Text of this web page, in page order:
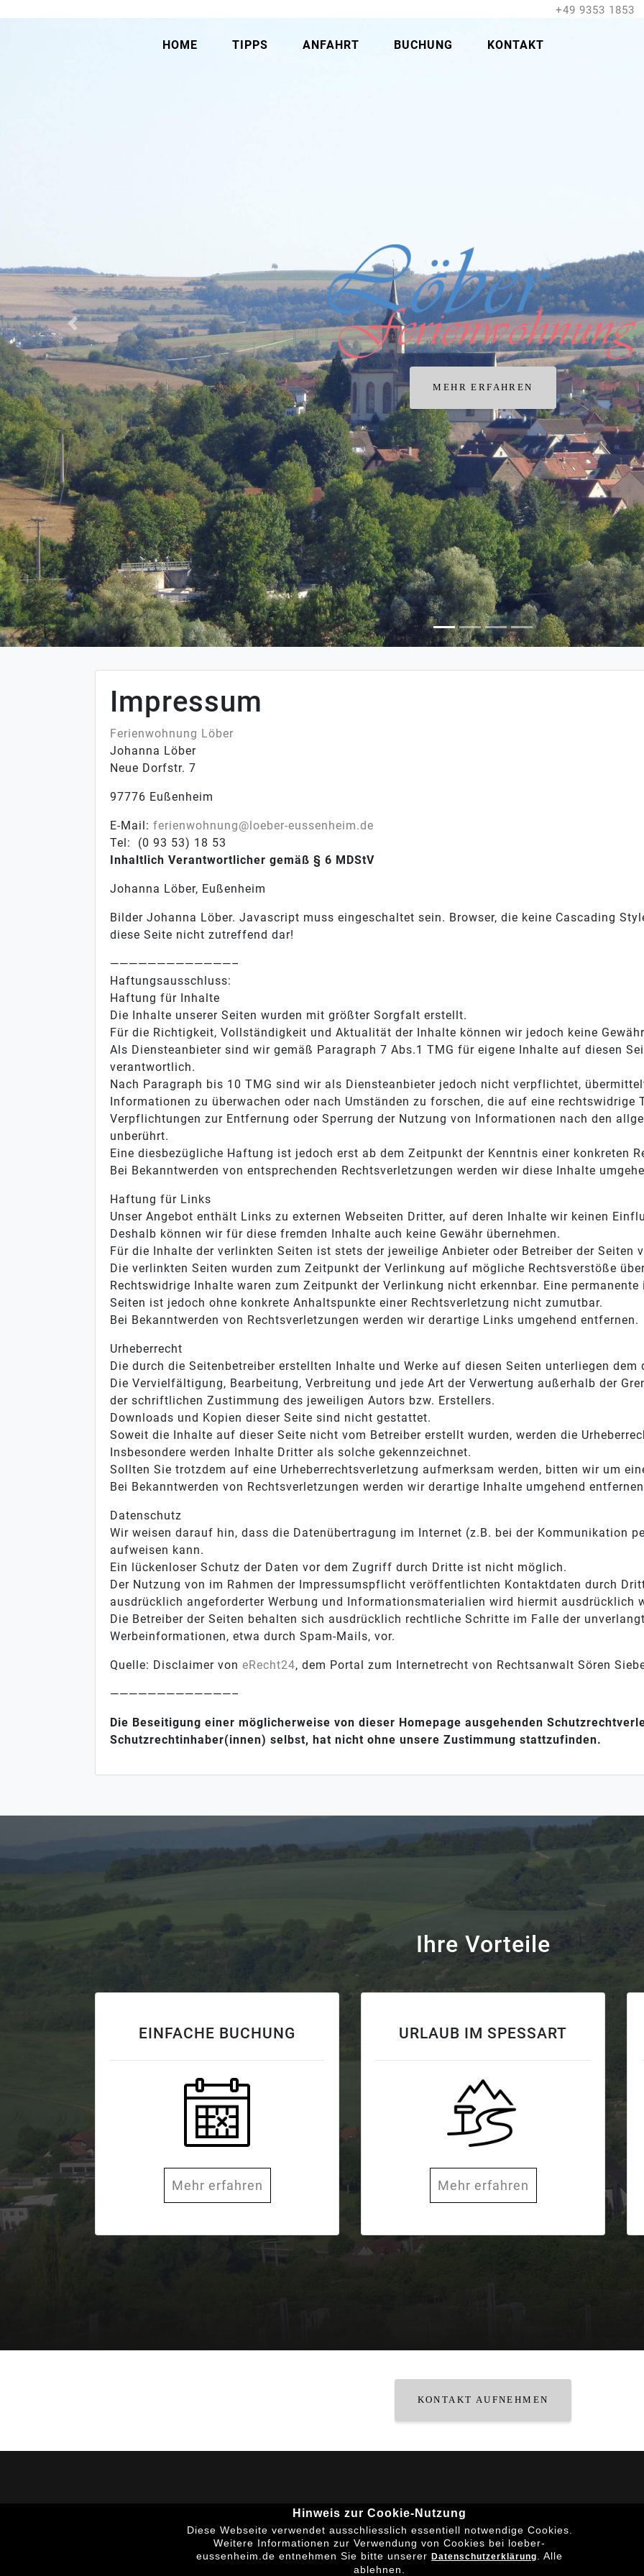
+49 9353 1853
HOME TIPPS ANFAHRT BUCHUNG KONTAKT
MEHR ERFAHREN
Previous
Impressum
Ferienwohnung Löber
Johanna Löber
Neue Dorfstr. 7
97776 Eußenheim
E-Mail: ferienwohnung@loeber-eussenheim.de
Tel: (0 93 53) 18 53
Inhaltlich Verantwortlicher gemäß § 6 MDStV
Johanna Löber, Eußenheim
Bilder Johanna Löber. Javascript muss eingeschaltet sein. Browser, die keine Cascading
diese Seite nicht zutreffend dar!
—————————————–
Haftungsausschluss:
Haftung für Inhalte
Die Inhalte unserer Seiten wurden mit größter Sorgfalt erstellt.
Für die Richtigkeit, Vollständigkeit und Aktualität der Inhalte können wir jedoch keine
Als Diensteanbieter sind wir gemäß Paragraph 7 Abs.1 TMG für eigene Inhalte auf diesen
verantwortlich.
Nach Paragraph bis 10 TMG sind wir als Diensteanbieter jedoch nicht verpflichtet,
Informationen zu überwachen oder nach Umständen zu forschen, die auf eine rechtswidrige
Verpflichtungen zur Entfernung oder Sperrung der Nutzung von Informationen nach den
unberührt.
Eine diesbezügliche Haftung ist jedoch erst ab dem Zeitpunkt der Kenntnis einer konkreten
Bei Bekanntwerden von entsprechenden Rechtsverletzungen werden wir diese Inhalte
Haftung für Links
Unser Angebot enthält Links zu externen Webseiten Dritter, auf deren Inhalte wir keinen
Deshalb können wir für diese fremden Inhalte auch keine Gewähr übernehmen.
Für die Inhalte der verlinkten Seiten ist stets der jeweilige Anbieter oder Betreiber der Seiten
Die verlinkten Seiten wurden zum Zeitpunkt der Verlinkung auf mögliche Rechtsverstöße
Rechtswidrige Inhalte waren zum Zeitpunkt der Verlinkung nicht erkennbar. Eine
Seiten ist jedoch ohne konkrete Anhaltspunkte einer Rechtsverletzung nicht zumutbar.
Bei Bekanntwerden von Rechtsverletzungen werden wir derartige Links umgehend entfernen.
Urheberrecht
Die durch die Seitenbetreiber erstellten Inhalte und Werke auf diesen Seiten unterliegen dem
Die Vervielfältigung, Bearbeitung, Verbreitung und jede Art der Verwertung außerhalb der
der schriftlichen Zustimmung des jeweiligen Autors bzw. Erstellers.
Downloads und Kopien dieser Seite sind nicht gestattet.
Soweit die Inhalte auf dieser Seite nicht vom Betreiber erstellt wurden, werden die
Insbesondere werden Inhalte Dritter als solche gekennzeichnet.
Sollten Sie trotzdem auf eine Urheberrechtsverletzung aufmerksam werden, bitten wir um
Bei Bekanntwerden von Rechtsverletzungen werden wir derartige Inhalte umgehend
Datenschutz
Wir weisen darauf hin, dass die Datenübertragung im Internet (z.B. bei der Kommunikation
aufweisen kann.
Ein lückenloser Schutz der Daten vor dem Zugriff durch Dritte ist nicht möglich.
Der Nutzung von im Rahmen der Impressumspflicht veröffentlichten Kontaktdaten durch
ausdrücklich angeforderter Werbung und Informationsmaterialien wird hiermit ausdrücklich
Die Betreiber der Seiten behalten sich ausdrücklich rechtliche Schritte im Falle der
Werbeinformationen, etwa durch Spam-Mails, vor.
Quelle: Disclaimer von eRecht24, dem Portal zum Internetrecht von Rechtsanwalt Sören
—————————————–
Die Beseitigung einer möglicherweise von dieser Homepage ausgehenden
Schutzrechtinhaber(innen) selbst, hat nicht ohne unsere Zustimmung stattzufinden.
Ihre Vorteile
EINFACHE BUCHUNG
Mehr erfahren
URLAUB IM SPESSART
Mehr erfahren
KONTAKT AUFNEHMEN
© Loeber-Eussenheim.de 2026 |
Hinweis zur Cookie-Nutzung
Diese Webseite verwendet ausschliesslich essentiell notwendige Cookies.
Weitere Informationen zur Verwendung von Cookies bei loeber-
eussenheim.de entnehmen Sie bitte unsererDatenschutzerklärung .Alle
ablehnen.